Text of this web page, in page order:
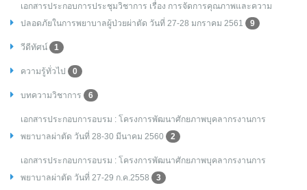
เอกสารประกอบการประชุมวิชาการ เรื่อง การจัดการคุณภาพและความ
ปลอดภัยในการพยาบาลผู้ป่วยผ่าตัด วันที่ 27-28 มกราคม 2561
9
วีดีทัศน์ 1
ความรู้ทั่วไป 0
บทความวิชาการ 6
เอกสารประกอบการอบรม : โครงการพัฒนาศักยภาพบุคลากรงานการ
พยาบาลผ่าตัด วันที่ 28-30 มีนาคม 2560
2
เอกสารประกอบการอบรม : โครงการพัฒนาศักยภาพบุคลากรงานการ
พยาบาลผ่าตัด วันที่ 27-29 ก.ค.2558
3